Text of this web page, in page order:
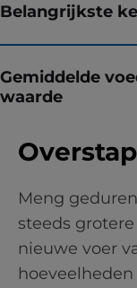
Belangrijkste
Gemiddelde
waarde
Meng
steeds
nieuwe voer